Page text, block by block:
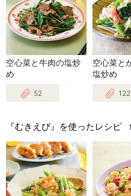
空心菜と牛肉の塩炒
め
52
空心菜と
塩炒め
122
『むきえび』を使ったレシピ